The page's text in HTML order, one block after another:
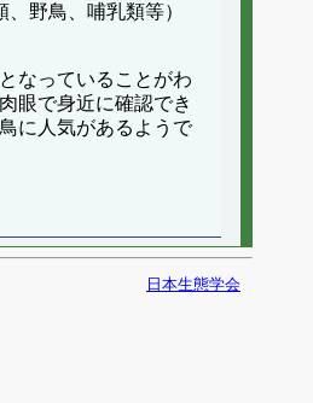
野鳥、哺乳類等）
なっていることがわ
眼で身近に確認でき
に人気があるようで
日本生態学会